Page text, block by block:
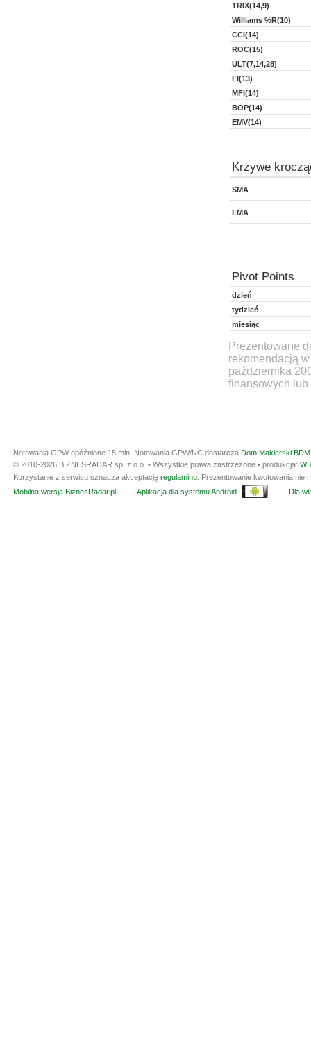
TRIX(14,9)
Williams %R(10)
CCI(14)
ROC(15)
ULT(7,14,28)
FI(13)
MFI(14)
BOP(14)
EMV(14)
Krzywe
SMA
EMA
Pivot Points
dzień
tydzień
miesiąc
Prezentowane
rekomendacją
października
finansowych lub
Notowania GPW opóźnione 15 min. Notowania GPW/NC dostarcza Dom Maklerski
© 2010-2026 BIZNESRADAR sp. z o.o. • Wszystkie prawa zastrzeżone • produkcja:
Korzystanie z serwisu oznacza akceptację regulaminu . Prezentowanie kwotowania
Mobilna wersja BiznesRadar.pl
Aplikacja dla systemu Android Dla